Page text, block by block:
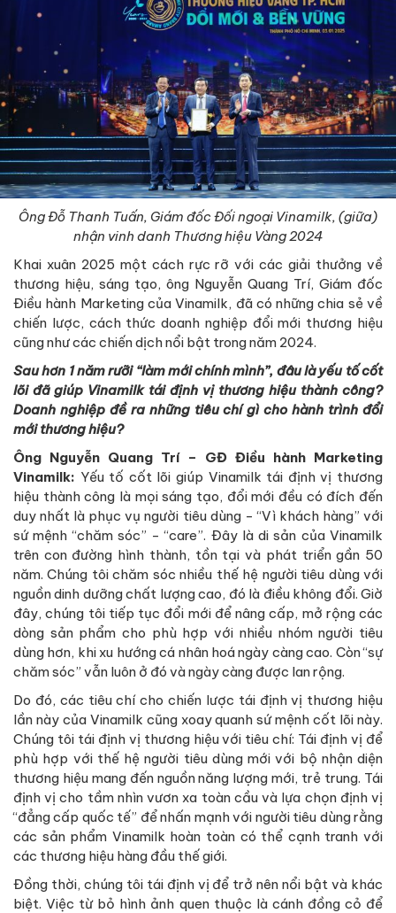
Ông Đỗ Thanh Tuấn, Giám đốc Đối ngoại Vinamilk, (giữa)
nhận vinh danh Thương hiệu Vàng 2024
Khai xuân 2025 một cách rực rỡ với các giải thưởng về
thương hiệu, sáng tạo, ông Nguyễn Quang Trí, Giám đốc
Điều hành Marketing của Vinamilk, đã có những chia sẻ về
chiến lược, cách thức doanh nghiệp đổi mới thương hiệu
cũng như các chiến dịch nổi bật trong năm 2024.
Sau hơn 1 năm rưỡi “làm mới chính mình”, đâu là yếu tố cốt
lõi đã giúp Vinamilk tái định vị thương hiệu thành công?
Doanh nghiệp đề ra những tiêu chí gì cho hành trình đổi
mới thương hiệu?
Ông Nguyễn Quang Trí – GĐ Điều hành Marketing
Vinamilk: Yếu tố cốt lõi giúp Vinamilk tái định vị thương
hiệu thành công là mọi sáng tạo, đổi mới đều có đích đến
duy nhất là phục vụ người tiêu dùng - “Vì khách hàng” với
sứ mệnh “chăm sóc” - “care”. Đây là di sản của Vinamilk
trên con đường hình thành, tồn tại và phát triển gần 50
năm. Chúng tôi chăm sóc nhiều thế hệ người tiêu dùng với
nguồn dinh dưỡng chất lượng cao, đó là điều không đổi. Giờ
đây, chúng tôi tiếp tục đổi mới để nâng cấp, mở rộng các
dòng sản phẩm cho phù hợp với nhiều nhóm người tiêu
dùng hơn, khi xu hướng cá nhân hoá ngày càng cao. Còn “sự
chăm sóc” vẫn luôn ở đó và ngày càng được lan rộng.
Do đó, các tiêu chí cho chiến lược tái định vị thương hiệu
lần này của Vinamilk cũng xoay quanh sứ mệnh cốt lõi này.
Chúng tôi tái định vị thương hiệu với tiêu chí: Tái định vị để
phù hợp với thế hệ người tiêu dùng mới với bộ nhận diện
thương hiệu mang đến nguồn năng lượng mới, trẻ trung. Tái
định vị cho tầm nhìn vươn xa toàn cầu và lựa chọn định vị
“đẳng cấp quốc tế” để nhấn mạnh với người tiêu dùng rằng
các sản phẩm Vinamilk hoàn toàn có thể cạnh tranh với
các thương hiệu hàng đầu thế giới.
Đồng thời, chúng tôi tái định vị để trở nên nổi bật và khác
biệt. Việc từ bỏ hình ảnh quen thuộc là cánh đồng cỏ để